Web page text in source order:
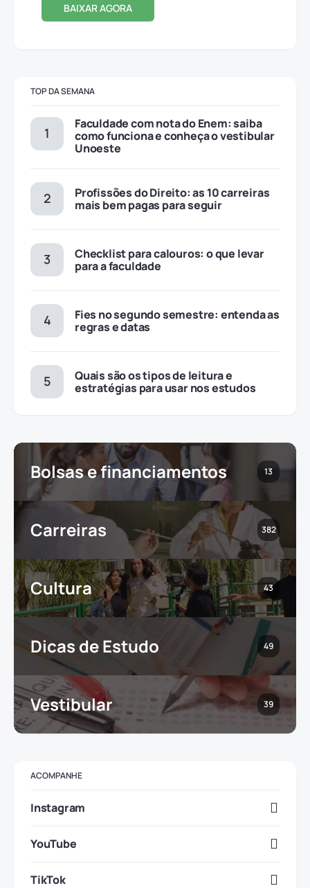
BAIXAR AGORA
TOP DA SEMANA
Faculdade com nota do Enem: saiba
como funciona e conheça o vestibular
Unoeste
Profissões do Direito: as 10 carreiras
mais bem pagas para seguir
Checklist para calouros: o que levar
para a faculdade
Fies no segundo semestre: entenda as
regras e datas
Quais são os tipos de leitura e
estratégias para usar nos estudos
Bolsas e financiamentos 13
Carreiras 382
Cultura 43
Dicas de Estudo 49
Vestibular 39
ACOMPANHE
Instagram
YouTube
TikTok